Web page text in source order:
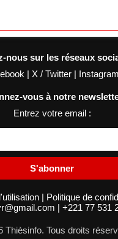
nous sur les réseaux
| X / Twitter | Instagram
vous à notre
Entrez votre email :
S'abonner
| Politique de
| +221 77 531
Thièsinfo. Tous droits